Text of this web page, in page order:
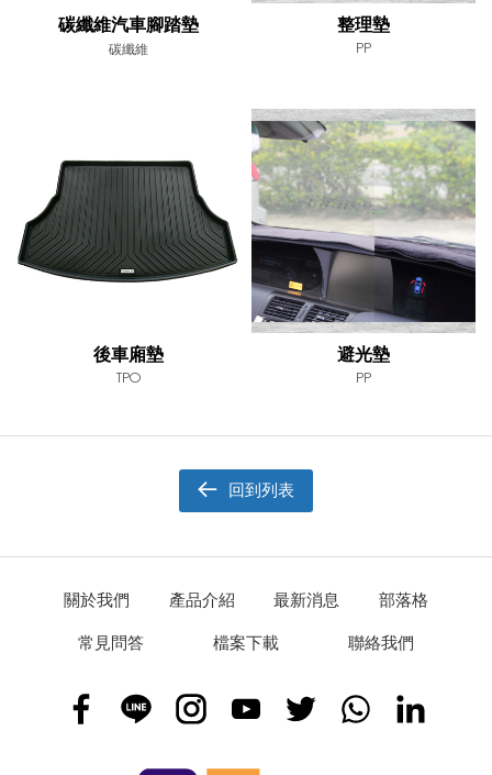
碳纖維汽車腳踏墊
碳纖維
整理墊
PP
後車廂墊
TPO
避光墊
PP
回到列表
關於我們 產品介紹 最新消息 部落格
常見問答 檔案下載 聯絡我們